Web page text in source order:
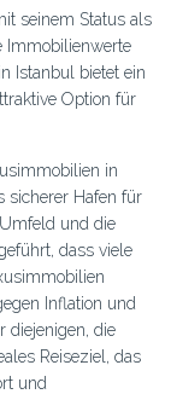
seinem Status als
Immobilienwerte
Istanbul bietet ein
Option für
in
sicherer Hafen für
und die
dass viele
Inflation und
diejenigen, die
Reiseziel, das
und